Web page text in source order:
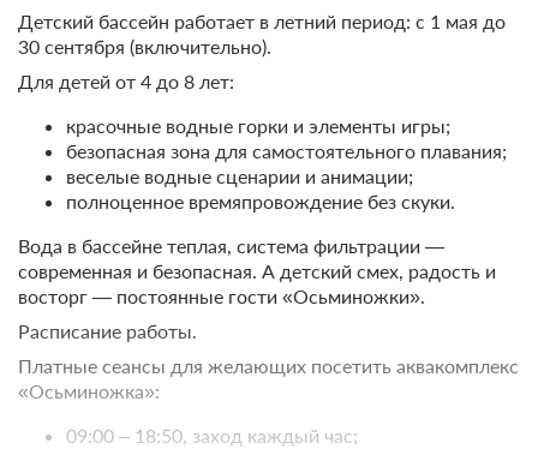
Детский бассейн работает в летний период: с 1 мая до
30 сентября (включительно).
Для детей от 4 до 8 лет:
красочные водные горки и элементы игры;
безопасная зона для самостоятельного плавания;
веселые водные сценарии и анимации;
полноценное времяпровождение без скуки.
Вода в бассейне теплая, система фильтрации —
современная и безопасная. А детский смех, радость и
восторг — постоянные гости «Осьминожки».
Расписание работы.
Платные сеансы для желающих посетить аквакомплекс
«Осьминожка»:
09:00 – 18:50, заход каждый час;